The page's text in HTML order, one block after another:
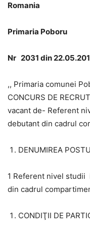
Romania
Primaria Poboru
Nr 2031 din
,, Primaria comunei
CONCURS DE
vacant de- Referent
debutant din cadrul
DENUMIREA
1 Referent nivel studii
din cadrul
CONDIŢII DE